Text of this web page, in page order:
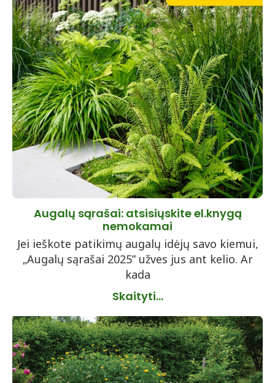
Augalų sąrašai: atsisiųskite el.knygą
nemokamai
Jei ieškote patikimų augalų idėjų savo kiemui,
„Augalų sąrašai 2025” užves jus ant kelio. Ar
kada
Skaityti...